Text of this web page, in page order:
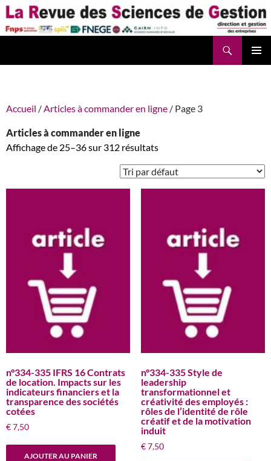
Aller
au
contenu
Accueil /Articles à commander en ligne / Page 3
Articles à commander en ligne
Affichage de 25–36 sur 312 résultats
n°334-335 IFRS 16 Contrats
de location. Impacts sur les
indicateurs financiers et la
transparence des sociétés
cotées
€7,50
AJOUTER AU PANIER
n°334-335 Style de
leadership
transformationnel et
créativité des employés :
rôles de l’identité de rôle
créatif et de la motivation
induit
€7,50